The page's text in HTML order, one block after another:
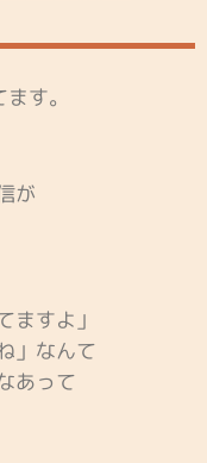
す。
が
ますよ」
」なんて
あって